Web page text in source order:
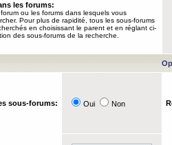
les forums:
ou les forums dans lesquels vous
Pour plus de rapidité, tous les sous-forums
en choisissant le parent et en réglant ci-
des sous-forums de la recherche.
sous-forums: Oui Non